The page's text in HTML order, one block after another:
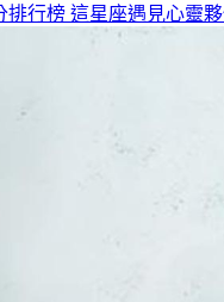
排行榜 這星座遇見心靈